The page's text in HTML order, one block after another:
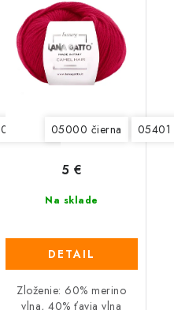
0206 svetlá béžová 0519
05000 čierna 05401
Na sklade
5 €
DETAIL
Zloženie: 60% merino
vlna, 40% ťavia vlna